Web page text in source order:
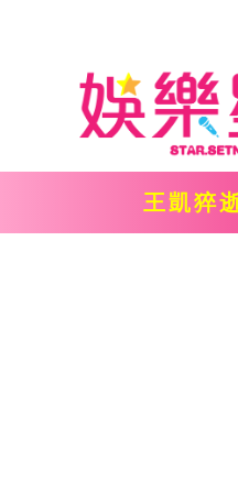
王凱猝